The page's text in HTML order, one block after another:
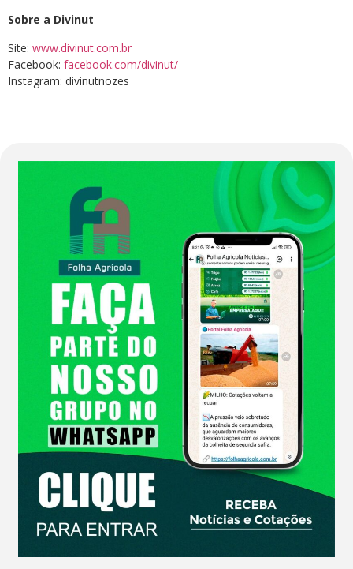
Sobre a Divinut
Site: www.divinut.com.br
Facebook: facebook.com/divinut/
Instagram: divinutnozes